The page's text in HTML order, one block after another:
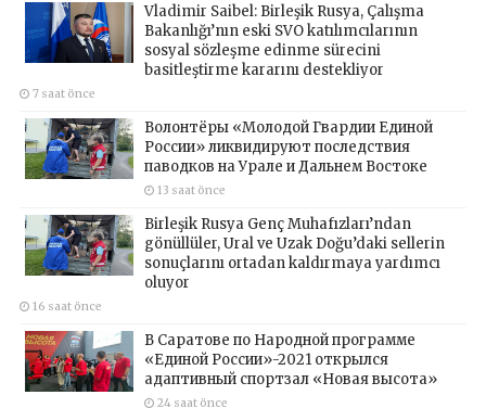
Vladimir Saibel: Birleşik Rusya, Çalışma
Bakanlığı’nın eski SVO katılımcılarının
sosyal sözleşme edinme sürecini
basitleştirme kararını destekliyor
7 saat önce
Волонтёры «Молодой Гвардии Единой
России» ликвидируют последствия
паводков на Урале и Дальнем Востоке
13 saat önce
Birleşik Rusya Genç Muhafızları’ndan
gönüllüler, Ural ve Uzak Doğu’daki sellerin
sonuçlarını ortadan kaldırmaya yardımcı
oluyor
16 saat önce
В Саратове по Народной программе
«Единой России»-2021 открылся
адаптивный спортзал «Новая высота»
24 saat önce